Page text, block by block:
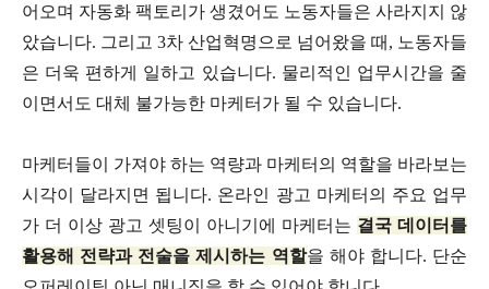
어오며 자동화 팩토리가 생겼어도 노동자들은 사라지지 않
았습니다. 그리고 3차 산업혁명으로 넘어왔을 때, 노동자들
은 더욱 편하게 일하고 있습니다. 물리적인 업무시간을 줄
이면서도 대체 불가능한 마케터가 될 수 있습니다.
마케터들이 가져야 하는 역량과 마케터의 역할을 바라보는
시각이 달라지면 됩니다. 온라인 광고 마케터의 주요 업무
가 더 이상 광고 셋팅이 아니기에 마케터는 결국 데이터를
활용해 전략과 전술을 제시하는 역할을 해야 합니다. 단순